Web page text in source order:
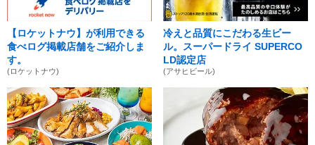
【ロケットナウ】が利用できる
食べログ掲載店舗をご紹介しま
す。
(ロケットナウ)
冷えと品質にこだわる生ビー
ル。スーパードライ SUPERCO
LD認定店
(アサヒビール)